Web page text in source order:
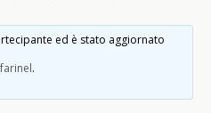
ed è stato aggiornato
.